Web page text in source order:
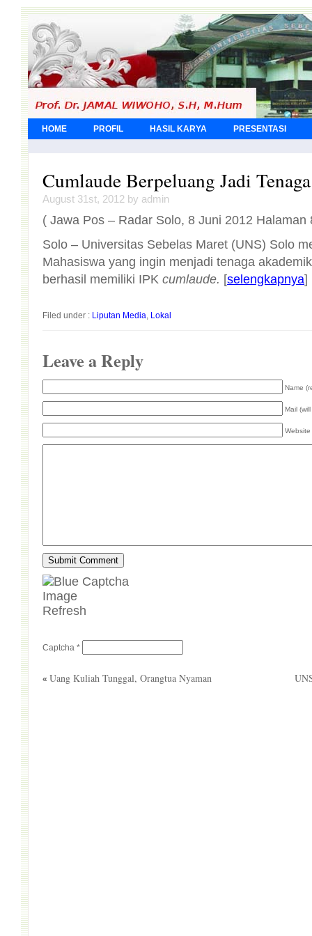
HOME PROFIL HASIL KARYA PRESENTASI
Cumlaude Berpeluang Jadi
August 31st, 2012 by admin
( Jawa Pos – Radar Solo, 8 Juni 2012 Halaman
Solo – Universitas Sebelas Maret (UNS) Solo
Mahasiswa yang ingin menjadi tenaga akademik
berhasil memiliki IPK cumlaude. [selengkapnya]
Filed under : Liputan Media, Lokal
Leave a Reply
Name
Mail
Website
Refresh
Captcha *
« Uang Kuliah Tunggal, Orangtua Nyaman